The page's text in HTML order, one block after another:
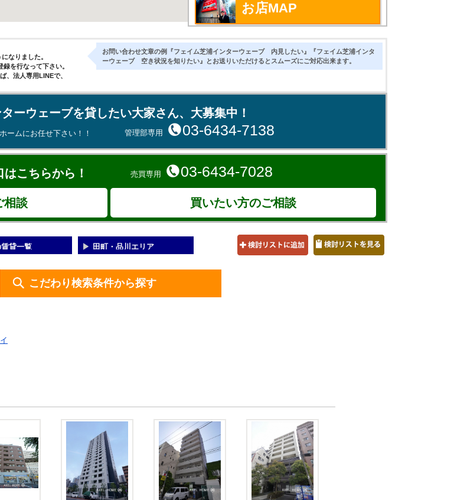
お店MAP
なりました。
を行なって下さい。
、法人専用LINEで、
お問い合わせ文章の例『フェイム芝浦インターウェーブ 内見したい』『フェイム芝浦インタ
ーウェーブ 空き状況を知りたい』とお送りいただけるとスムーズにご対応出来ます。
ーウェーブを貸したい大家さん、大募集中！
ホームにお任せ下さい！！ 管理部専用 03-6434-7138
こちらから！ 売買専用 03-6434-7028
相談 買いたい方のご相談
貸一覧 田町・品川エリア
こだわり検索条件から探す